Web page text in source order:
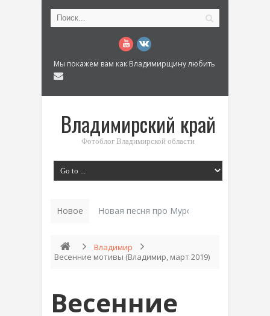
Мы покажем вам как Владимирщину любить
Владимирский край
Фотоблог Владимирской области
Новое История «Дома Куренко_
Владимир
Весенние мотивы (Владимир, март 2019)
Весенние